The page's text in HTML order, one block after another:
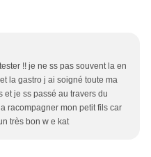
!! je ne ss pas souvent la en
la gastro j ai soigné toute ma
et je ss passé au travers du
racompagner mon petit fils car
très bon w e kat